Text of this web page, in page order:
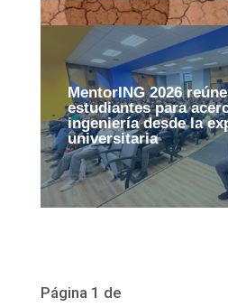
MentorING 2026
estudiantes para
ingeniería desde la
universitaria
Página 1 de